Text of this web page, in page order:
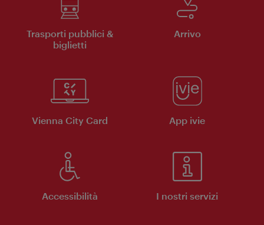
Trasporti pubblici &
biglietti
Arrivo
Vienna City Card App ivie
Accessibilità I nostri servizi